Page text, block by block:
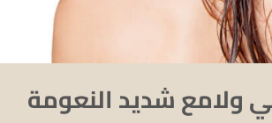
ولامع شديد النعومة